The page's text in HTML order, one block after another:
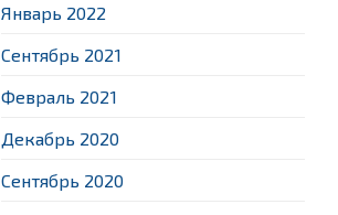
Январь 2022
Сентябрь 2021
Февраль 2021
Декабрь 2020
Сентябрь 2020